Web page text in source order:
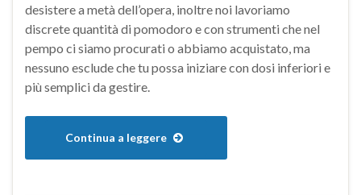
desistere a metà dell’opera, inoltre noi lavoriamo
discrete quantità di pomodoro e con strumenti che nel
pempo ci siamo procurati o abbiamo acquistato, ma
nessuno esclude che tu possa iniziare con dosi inferiori e
più semplici da gestire.
Continua a leggere